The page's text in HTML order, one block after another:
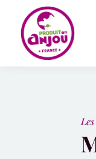
Panneau de gestion des